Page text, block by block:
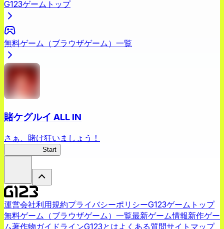
G123ゲームトップ
無料ゲーム（ブラウザゲーム）一覧
賭ケグルイ ALL IN
さぁ、賭け狂いましょう！
Start
運営会社利用規約プライバシーポリシーG123ゲームトップ
無料ゲーム（ブラウザゲーム）一覧最新ゲーム情報新作ゲー
ム著作物ガイドラインG123とはよくある質問サイトマップ